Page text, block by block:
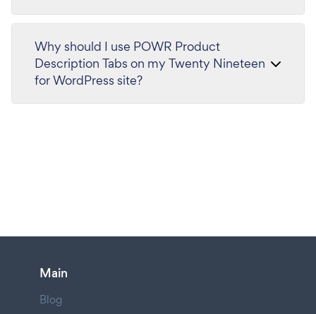
Why should I use POWR Product
Description Tabs on my Twenty Nineteen
for WordPress site?
Main
Blog